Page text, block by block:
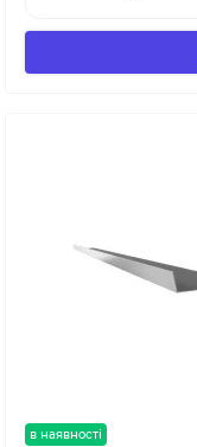
в наявності